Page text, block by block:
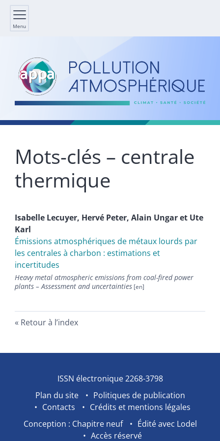
Menu
Mots-clés – centrale
thermique
Isabelle Lecuyer, Hervé Peter, Alain Ungaret Ute
Karl
Émissions atmosphériques de métaux lourds par
les centrales à charbon : estimations et
incertitudes
Heavy metal atmospheric emissions from coal-fired power
plants – Assessment and uncertainties
Retour à l’index
ISSN électronique 2268-3798
Plan du site
Politiques de publication
Contacts
Crédits et mentions légales
Conception : Chapitre neuf
Édité avec Lodel
Accès réservé